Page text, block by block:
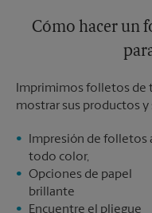
Cómo hacer un
Imprimimos folletos de
mostrar sus productos y
Impresión de folletos
todo color,
Opciones de papel
brillante
Encuentre el pliegue